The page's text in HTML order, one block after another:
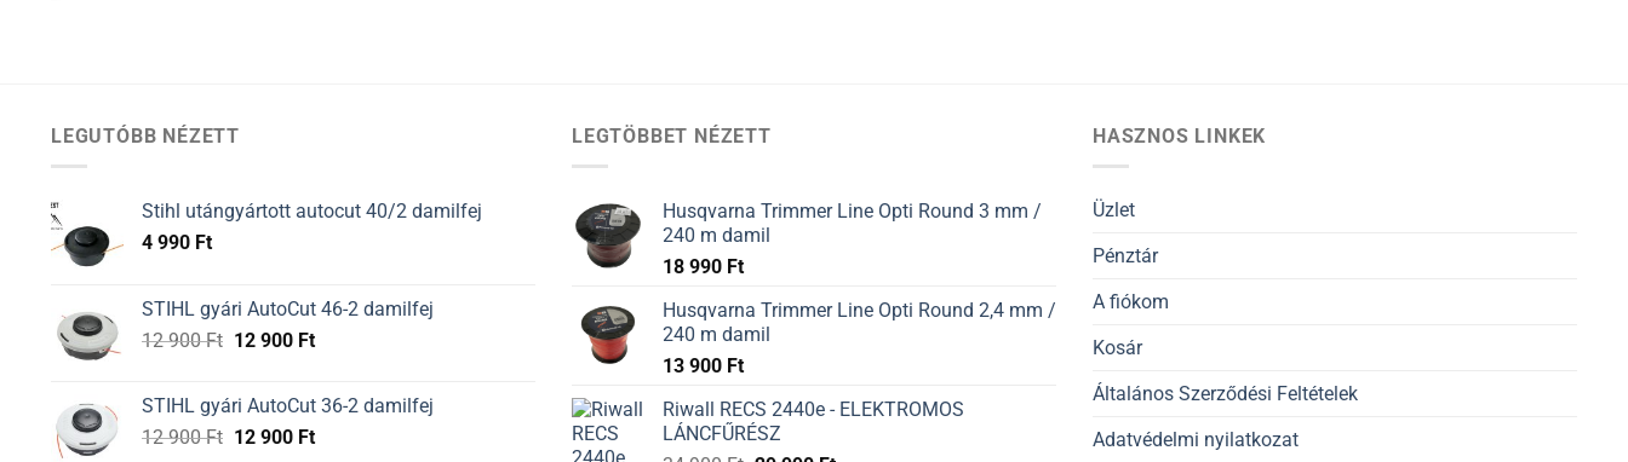
LEGUTÓBB NÉZETT
Stihl utángyártott autocut 40/2 damilfej
4 990 Ft
STIHL gyári AutoCut 46-2 damilfej
12 900Ft Original
12
900 Ft.
12 900 FtCurrent
12
900 Ft.
STIHL gyári AutoCut 36-2 damilfej
12 900Ft Original
12 900 FtCurrent
LEGTÖBBET NÉZETT
Husqvarna Trimmer Line Opti Round 3 mm /
240 m damil
18 990 Ft
Husqvarna Trimmer Line Opti Round 2,4 mm /
240 m damil
13 900 Ft
Riwall RECS 2440e - ELEKTROMOS
LÁNCFŰRÉSZ
HASZNOS LINKEK
Üzlet
Pénztár
A fiókom
Kosár
Általános Szerződési Feltételek
Adatvédelmi nyilatkozat